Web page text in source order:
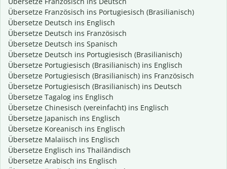
Übersetze Französisch ins Portugiesisch (Brasilianisch)
Übersetze Deutsch ins Englisch
Übersetze Deutsch ins Französisch
Übersetze Deutsch ins Spanisch
Übersetze Deutsch ins Portugiesisch (Brasilianisch)
Übersetze Portugiesisch (Brasilianisch) ins Englisch
Übersetze Portugiesisch (Brasilianisch) ins Französisch
Übersetze Portugiesisch (Brasilianisch) ins Deutsch
Übersetze Tagalog ins Englisch
Übersetze Chinesisch (vereinfacht) ins Englisch
Übersetze Japanisch ins Englisch
Übersetze Koreanisch ins Englisch
Übersetze Malaiisch ins Englisch
Übersetze Englisch ins Thailändisch
Übersetze Arabisch ins Englisch